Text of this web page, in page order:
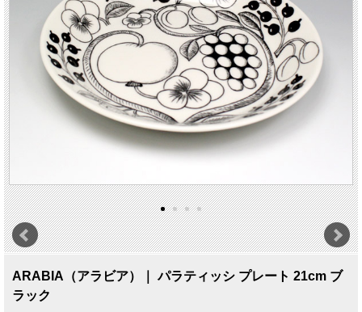
ARABIA（アラビア）｜ パラティッシ プレート 21cm ブ
ラック